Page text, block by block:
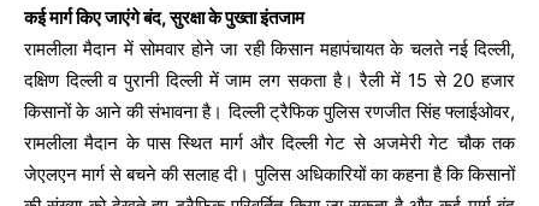
कई मार्ग किए जाएंगे बंद, सुरक्षा के पुख्ता इंतजाम
रामलीला मैदान में सोमवार होने जा रही किसान महापंचायत के चलते नई दिल्ली,
दक्षिण दिल्ली व पुरानी दिल्ली में जाम लग सकता है। रैली में 15 से 20 हजार
किसानों के आने की संभावना है। दिल्ली ट्रैफिक पुलिस रणजीत सिंह फ्लाईओवर,
रामलीला मैदान के पास स्थित मार्ग और दिल्ली गेट से अजमेरी गेट चौक तक
जेएलएन मार्ग से बचने की सलाह दी। पुलिस अधिकारियों का कहना है कि किसानों